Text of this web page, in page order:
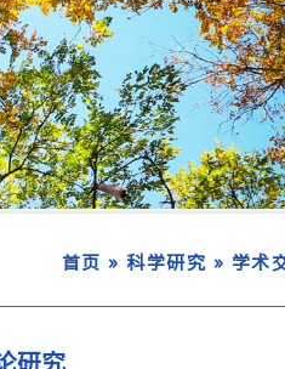
首页 »科学研究 » 学术
研究